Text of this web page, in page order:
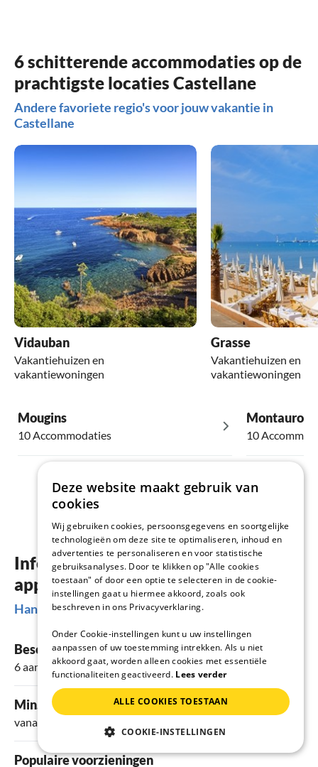
6 schitterende accommodaties op de
prachtigste locaties Castellane
Andere favoriete regio's voor jouw vakantie in
Castellane
Vidauban
Vakantiehuizen en
vakantiewoningen
Grasse
Vakantiehuizen en
vakantiewoningen
Mougins
10 Accommodaties
Montauroux
10
Informatie over vakantiehuizen &
appartementen in Castellane
Handige Informatie
Beschikbare vakantieverblijven
6 aanbiedingen
Min. prijs per nacht
vanaf 46 €
Populaire voorzieningen
Deze website maakt gebruik van
cookies
Wij gebruiken cookies, persoonsgegevens en soortgelijke
technologieën om deze site te optimaliseren, inhoud en
advertenties te personaliseren en voor statistische
gebruiksanalyses. Door te klikken op "Alle cookies
toestaan" of door een optie te selecteren in de cookie-
instellingen gaat u hiermee akkoord, zoals ook
beschreven in ons Privacyverklaring.
Onder Cookie-instellingen kunt u uw instellingen
aanpassen of uw toestemming intrekken. Als u niet
akkoord gaat, worden alleen cookies met essentiële
functionaliteiten geactiveerd. Lees verder
ALLE COOKIES TOESTAAN
COOKIE-INSTELLINGEN